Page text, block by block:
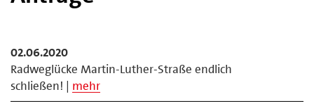
02.06.2020
Radweglücke Martin-Luther-Straße endlich
schließen! | mehr